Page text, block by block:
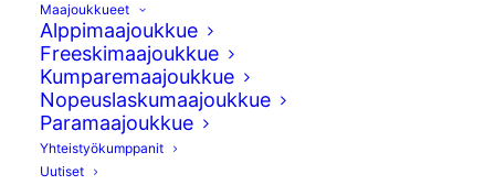
Maajoukkueet
Alppimaajoukkue
Freeskimaajoukkue
Kumparemaajoukkue
Nopeuslaskumaajoukkue
Paramaajoukkue
Yhteistyökumppanit
Uutiset
Alppimaajoukkueet kaudelle
2026–2027 on nimetty
19.05.2026